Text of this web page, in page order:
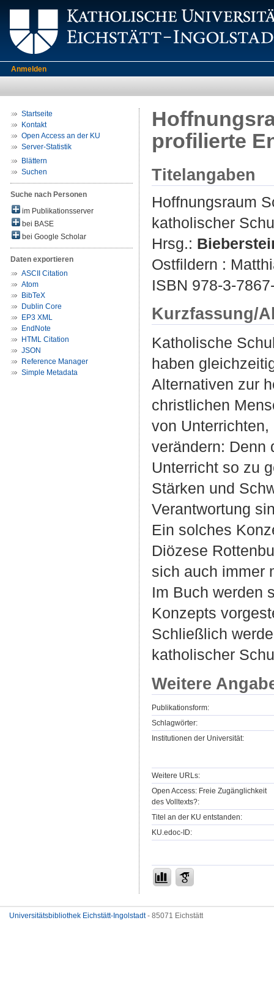
Anmelden
Startseite
Kontakt
Open Access an der KU
Server-Statistik
Blättern
Suchen
Suche nach Personen
im Publikationsserver
bei BASE
bei Google Scholar
Daten exportieren
ASCII Citation
Atom
BibTeX
Dublin Core
EP3 XML
EndNote
HTML Citation
JSON
Reference Manager
Simple Metadata
profilierte
Titelangaben
Hoffnungsraum
katholischer
Hrsg.:
Ostfildern :
ISBN 978-3-
Kurzfassung/
Katholische
haben
Alternativen zur
christlichen
von
verändern: Denn
Unterricht so zu
Stärken und
Verantwortung
Ein solches
Diözese
sich auch immer
Im Buch werden
Konzepts
Schließlich
katholischer
Weitere
Publikationsform:
Schlagwörter:
Institutionen der Universität:
Weitere URLs:
Open Access: Freie Zugänglichkeit
des Volltexts?:
Titel an der KU entstanden:
KU.edoc-ID:
Universitätsbibliothek Eichstätt-Ingolstadt- 85071 Eichstätt